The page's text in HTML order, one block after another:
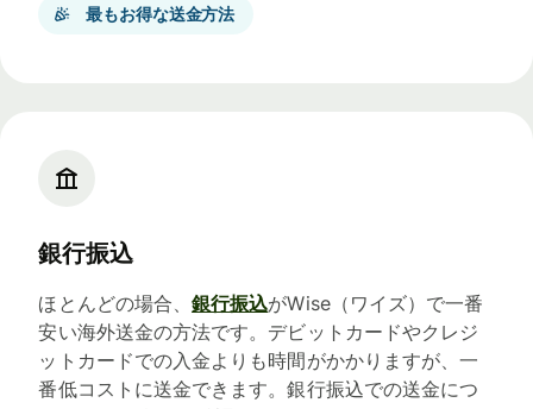
最もお得な送金方法
銀行振込
ほとんどの場合、銀行振込がWise（ワイズ）で一番
安い海外送金の方法です。デビットカードやクレジ
ットカードでの入金よりも時間がかかりますが、一
番低コストに送金できます。銀行振込での送金につ